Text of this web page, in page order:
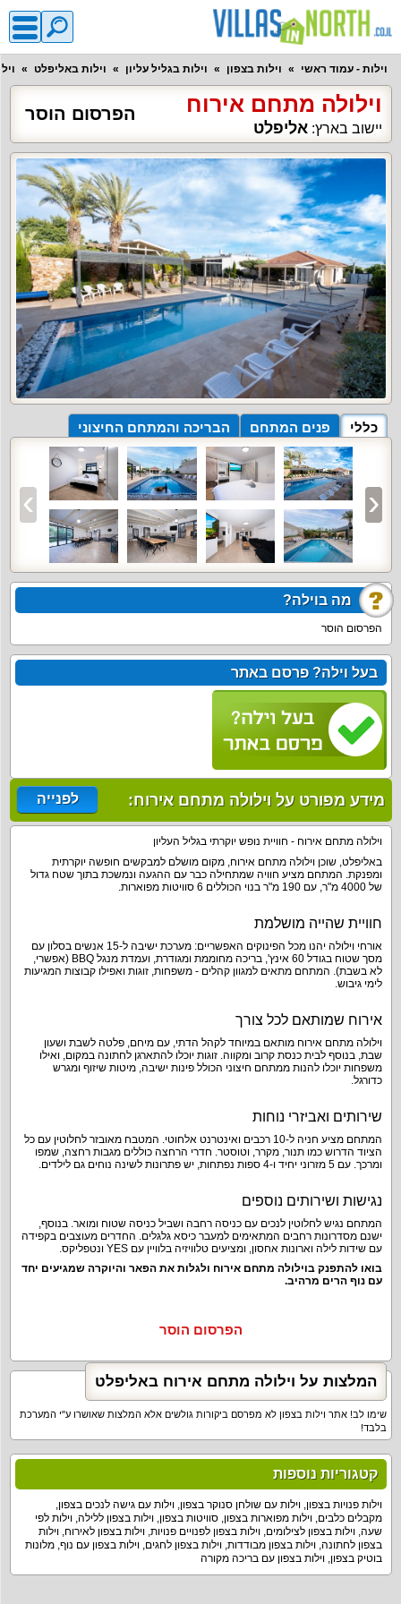
וילות - עמוד ראשי וילות בצפון וילות בגליל עליון וילות באליפלט
וילולה מתחם אירוח
יישוב בארץ: אליפלט
הפרסום הוסר
כללי פנים המתחם הבריכה והמתחם החיצוני
מה בוילה?
הפרסום הוסר
בעל וילה? פרסם באתר
מידע מפורט על וילולה מתחם אירוח: לפנייה
וילולה מתחם אירוח - חוויית נופש יוקרתי בגליל העליון
באליפלט, שוכן וילולה מתחם אירוח, מקום מושלם למבקשים חופשה יוקרתית
ומפנקת. המתחם מציע חוויה שמתחילה כבר עם ההגעה ונמשכת בתוך שטח גדול
של 4000 מ"ר, עם 190 מ"ר בנוי הכוללים 6 סוויטות מפוארות.
חוויית שהייה מושלמת
אורחי וילולה יהנו מכל הפינוקים האפשריים: מערכת ישיבה ל-15 אנשים בסלון עם
מסך שטוח בגודל 60 אינץ', בריכה מחוממת ומגודרת, ועמדת מנגל BBQ (אפשרי,
לא בשבת). המתחם מתאים למגוון קהלים - משפחות, זוגות ואפילו קבוצות המגיעות
לימי גיבוש.
אירוח שמותאם לכל צורך
וילולה מתחם אירוח מותאם במיוחד לקהל הדתי, עם מיחם, פלטה לשבת ושעון
שבת, בנוסף לבית כנסת קרוב ומקווה. זוגות יוכלו להתארגן לחתונה במקום, ואילו
משפחות יוכלו להנות ממתחם חיצוני הכולל פינות ישיבה, מיטות שיזוף ומגרש
כדורגל.
שירותים ואביזרי נוחות
המתחם מציע חניה ל-10 רכבים ואינטרנט אלחוטי. המטבח מאובזר לחלוטין עם כל
הציוד הדרוש כמו תנור, מקרר, וטוסטר. חדרי הרחצה כוללים מגבות רחצה, שמפו
ומרכך. עם 5 מזרוני יחיד ו-4 ספות נפתחות, יש פתרונות לשינה נוחים גם לילדים.
נגישות ושירותים נוספים
המתחם נגיש לחלוטין לנכים עם כניסה רחבה ושביל כניסה שטוח ומואר. בנוסף,
ישנם מסדרונות רחבים המתאימים למעבר כיסא גלגלים. החדרים מעוצבים בקפידה
עם שידות לילה וארונות אחסון, ומציעים טלוויזיה בלוויין עם YES ונטפליקס.
בואו להתפנק בוילולה מתחם אירוח ולגלות את הפאר והיוקרה שמגיעים יחד
עם נוף הרים מרהיב.
הפרסום הוסר
המלצות על וילולה מתחם אירוח באליפלט
שימו לב! אתר וילות בצפון לא מפרסם ביקורות גולשים אלא המלצות שאושרו ע"י המערכת
בלבד!
קטגוריות נוספות
וילות פנויות בצפון, וילות עם שולחן סנוקר בצפון, וילות עם גישה לנכים בצפון,
מקבלים כלבים, וילות מפוארות בצפון, סוויטות בצפון, וילות בצפון ללילה, וילות לפי
שעה, וילות בצפון לצילומים, וילות בצפון לפנויים פנויות, וילות בצפון לאירוח, וילות
בצפון לחתונה, וילות בצפון מבודדות, וילות בצפון לחגים, וילות בצפון עם נוף, מלונות
בוטיק בצפון, וילות בצפון עם בריכה מקורה